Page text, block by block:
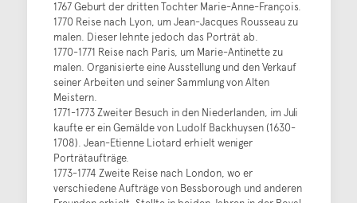
1767 Geburt der dritten Tochter Marie-Anne-François.
1770 Reise nach Lyon, um Jean-Jacques Rousseau zu
malen. Dieser lehnte jedoch das Porträt ab.
1770-1771 Reise nach Paris, um Marie-Antinette zu
malen. Organisierte eine Ausstellung und den Verkauf
seiner Arbeiten und seiner Sammlung von Alten
Meistern.
1771-1773 Zweiter Besuch in den Niederlanden, im Juli
kaufte er ein Gemälde von Ludolf Backhuysen (1630-
1708). Jean-Etienne Liotard erhielt weniger
Porträtaufträge.
1773-1774 Zweite Reise nach London, wo er
verschiedene Aufträge von Bessborough und anderen